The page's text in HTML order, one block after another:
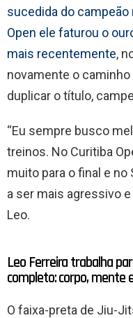
sucedida do campeão
Open ele faturou o
mais recentemente,
novamente o
duplicar o título,
“Eu sempre busco
treinos. No Curitiba
muito para o final e
a ser mais agressivo
Leo.
Leo Ferreira trabalha
completo: corpo, mente
O faixa-preta de Jiu-